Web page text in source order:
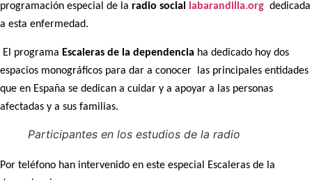
programación especial de la radio social labarandilla.org dedicada
a esta enfermedad.
El programa Escaleras de la dependencia ha dedicado hoy dos
espacios monográficos para dar a conocer las principales entidades
que en España se dedican a cuidar y a apoyar a las personas
afectadas y a sus familias.
Participantes en los estudios de la radio
Por teléfono han intervenido en este especial Escaleras de la